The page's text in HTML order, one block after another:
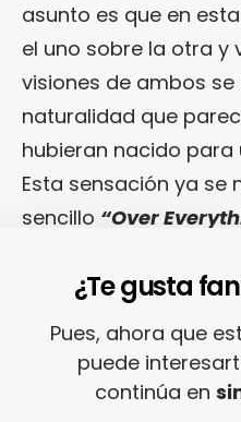
asunto es que en
el uno sobre la otra y
visiones de ambos
naturalidad que
hubieran nacido para
Esta sensación ya se
sencillo “Over
cristalina que
que sólo se
cosas de la vida.
¿Te gusta
Pues, ahora que
puede
continúa en